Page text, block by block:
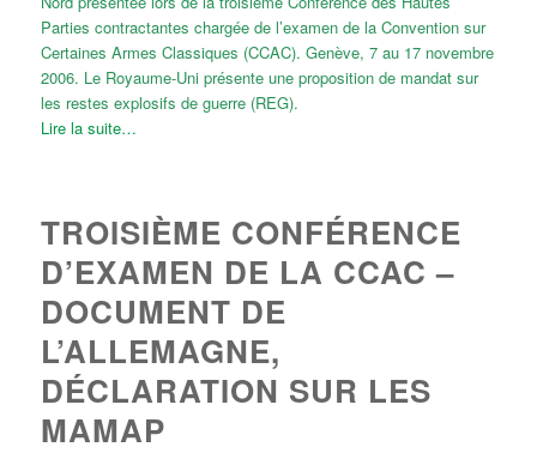
Parties contractantes chargée de l’examen de la Convention sur
Certaines Armes Classiques (CCAC). Genève, 7 au 17 novembre
2006. Le Royaume-Uni présente une proposition de mandat sur
les restes explosifs de guerre (REG).
Lire la suite…
TROISIÈME CONFÉRENCE
D’EXAMEN DE LA CCAC –
DOCUMENT DE
L’ALLEMAGNE,
DÉCLARATION SUR LES
MAMAP